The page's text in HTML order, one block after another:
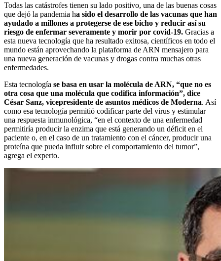
Todas las catástrofes tienen su lado positivo, una de las buenas cosas
que dejó la pandemia ha sido el desarrollo de las vacunas que han
ayudado a millones a protegerse de ese bicho y reducir así su
riesgo de enfermar severamente y morir por covid-19. Gracias a
esta nueva tecnología que ha resultado exitosa, científicos en todo el
mundo están aprovechando la plataforma de ARN mensajero para
una nueva generación de vacunas y drogas contra muchas otras
enfermedades.
Esta tecnología se basa en usar la molécula de ARN, “que no es
otra cosa que una molécula que codifica información”, dice
César Sanz, vicepresidente de asuntos médicos de Moderna. Así
como esa tecnología permitió codificar parte del virus y estimular
una respuesta inmunológica, “en el contexto de una enfermedad
permitiría producir la enzima que está generando un déficit en el
paciente o, en el caso de un tratamiento con el cáncer, producir una
proteína que pueda influir sobre el comportamiento del tumor”,
agrega el experto.